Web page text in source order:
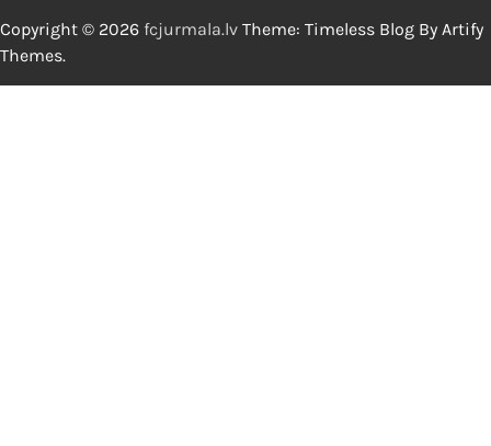
Copyright © 2026 fcjurmala.lv Theme: Timeless Blog By Artify
Themes.